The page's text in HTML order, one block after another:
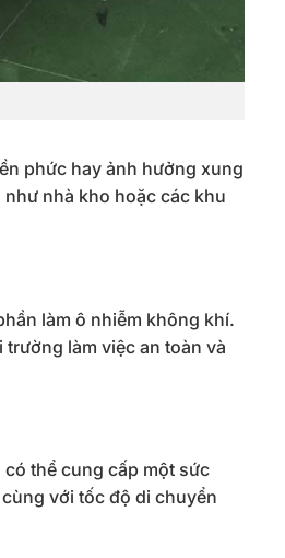
phức hay ảnh hưởng xung
nhà kho hoặc các khu
làm ô nhiễm không khí.
làm việc an toàn và
thể cung cấp một sức
với tốc độ di chuyển